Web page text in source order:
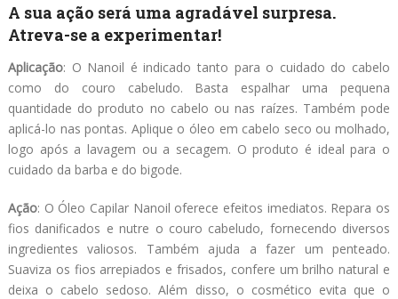
A sua ação será uma agradável surpresa.
Atreva-se a experimentar!
Aplicação: O Nanoil é indicado tanto para o cuidado do cabelo
como do couro cabeludo. Basta espalhar uma pequena
quantidade do produto no cabelo ou nas raízes. Também pode
aplicá-lo nas pontas. Aplique o óleo em cabelo seco ou molhado,
logo após a lavagem ou a secagem. O produto é ideal para o
cuidado da barba e do bigode.
Ação: O Óleo Capilar Nanoil oferece efeitos imediatos. Repara os
fios danificados e nutre o couro cabeludo, fornecendo diversos
ingredientes valiosos. Também ajuda a fazer um penteado.
Suaviza os fios arrepiados e frisados, confere um brilho natural e
deixa o cabelo sedoso. Além disso, o cosmético evita que o